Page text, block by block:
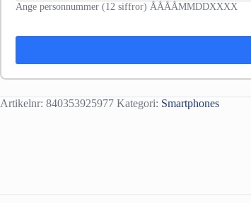
Ange personnummer (12 siffror) ÅÅÅÅMMDDXXXX
Artikelnr: 840353925977 Kategori: Smartphones